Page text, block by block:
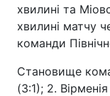
хвилині та
хвилині матчу
команди
Становище
(3:1); 2.